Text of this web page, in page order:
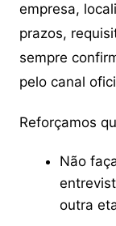
empresa,
prazos,
sempre
pelo canal
Reforçamos
Não
outra